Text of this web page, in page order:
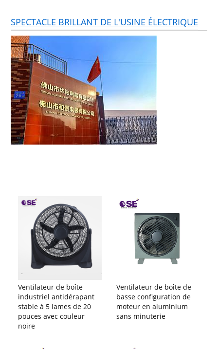
SPECTACLE BRILLANT DE L'USINE ÉLECTRIQUE
Ventilateur de boîte
industriel antidérapant
stable à 5 lames de 20
pouces avec couleur
noire
Ventilateur de boîte de
basse configuration de
moteur en aluminium
sans minuterie